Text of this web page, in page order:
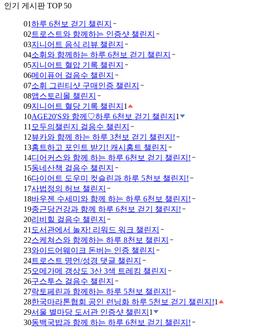
인기 게시판 TOP 50
01하루 6천보 걷기 챌린지
02 트로스트와 함께하는 인증샷 챌린지
03지니어트 음식 리뷰 챌린지
04소휘와 함께하는 하루 6천보 걷기 챌린지
05지니어트 혈압 기록 챌린지
06메이퓨어 걸음수 챌린지
07소휘 그린티샷 구매인증 챌린지
08앱스토리몰 챌린지
09지니어트 혈당 기록 챌린지 1
10AGE20'S와 함께♡하루 6천보 걷기 챌린지 1
11 모두의챌린지 걸음수 챌린지
12뷰카와 함께 하는 하루 3천보 걷기 챌린지!
13홈트하고 포인트 받기! 캐시홈트 챌린지
14디어커스와 함께 하는 하루 6천보 걷기 챌린지!
15동네산책 걸음수 챌린지
16다이어트 도우미 컷슬린과 하루 5천보 챌린지!
17사법정의 허브 챌린지
18바우젠 수세미와 함께 하는 하루 6천보 챌린지!
19종근당건강과 함께 하루 6천보 걷기 챌린지!
20리비힐 걸음수 챌린지
21 도서관에서 놀자! 리워드 워크 챌린지
22스케쳐스와 함께하는 하루 8천보 챌린지
23와이드어웨이크 돈버는 인증 챌린지
24트로스트 명언/성경 댓글 챌린지
25오메가메 갱상도 3산 3색 트레킹 챌린지
26구스투스 걸음수 챌린지
27락토페린과 함께하는 하루 5천보 챌린지!
28한국마라톤협회 공인 런닝화 하루 5천보 걷기 챌린지!1
29서울 별마당 도서관 인증샷 챌린지 1
30동백국밥과 함께 하는 하루 6천보 걷기 챌린지!